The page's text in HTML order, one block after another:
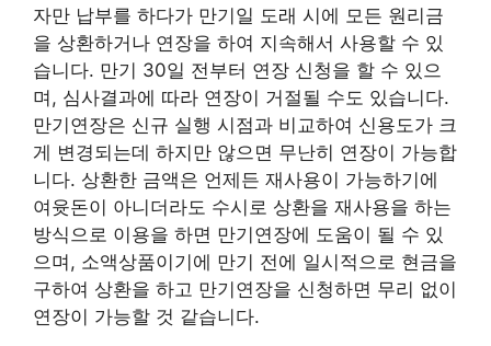
자만 납부를 하다가 만기일 도래 시에 모든 원리금
을 상환하거나 연장을 하여 지속해서 사용할 수 있
습니다. 만기 30일 전부터 연장 신청을 할 수 있으
며, 심사결과에 따라 연장이 거절될 수도 있습니다.
만기연장은 신규 실행 시점과 비교하여 신용도가 크
게 변경되는데 하지만 않으면 무난히 연장이 가능합
니다. 상환한 금액은 언제든 재사용이 가능하기에
여윳돈이 아니더라도 수시로 상환을 재사용을 하는
방식으로 이용을 하면 만기연장에 도움이 될 수 있
으며, 소액상품이기에 만기 전에 일시적으로 현금을
구하여 상환을 하고 만기연장을 신청하면 무리 없이
연장이 가능할 것 같습니다.